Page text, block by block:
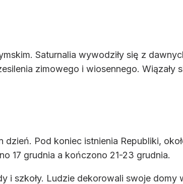
Saturnalia wywodziły się z
zimowego i wiosennego. Wiązały
Pod koniec istnienia Republiki,
17 grudnia a kończono 21-23 grudnia.
i szkoły. Ludzie dekorowali swoje domy